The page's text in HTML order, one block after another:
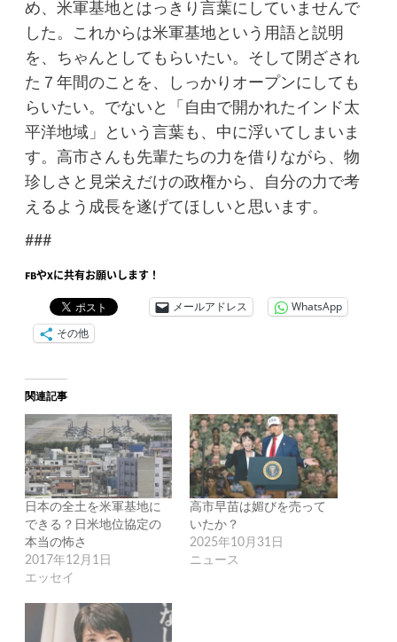
め、米軍基地とはっきり言葉にしていませんで
した。これからは米軍基地という用語と説明
を、ちゃんとしてもらいたい。そして閉ざされ
た７年間のことを、しっかりオープンにしても
らいたい。でないと「自由で開かれたインド太
平洋地域」という言葉も、中に浮いてしまいま
す。高市さんも先輩たちの力を借りながら、物
珍しさと見栄えだけの政権から、自分の力で考
えるよう成長を遂げてほしいと思います。
###
FBやXに共有お願いします！
メールアドレス
WhatsApp
その他
関連記事
日本の全土を米軍基地に
できる？日米地位協定の
本当の怖さ
2017年12月1日
エッセイ
高市早苗は媚びを売って
いたか？
2025年10月31日
ニュース